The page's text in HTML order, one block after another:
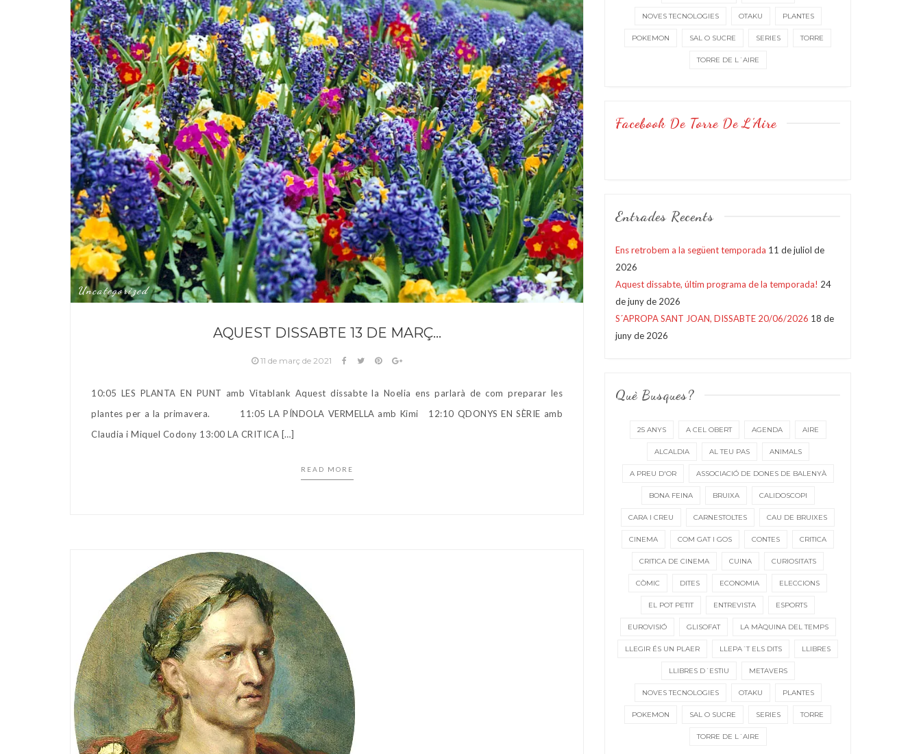
Uncategorized
AQUEST DISSABTE 13 DE MARÇ…
11 de març de 2021
10:05 LES PLANTA EN PUNT amb Vitablank Aquest dissabte la Noelia ens parlarà de com preparar les
plantes per a la primavera. 11:05 LA PÍNDOLA VERMELLA amb Kimi 12:10 QDONYS EN SÈRIE amb
Claudia i Miquel Codony 13:00 LA CRITICA […]
READ MORE
NOVES TECNOLOGIES OTAKU PLANTES
POKEMON SAL O SUCRE SERIES TORRE
TORRE DE L´AIRE
Facebook De Torre De L’Aire
Entrades Recents
Ens retrobem a la següent temporada 11 de juliol de
2026
Aquest dissabte, últim programa de la temporada! 24
de juny de 2026
S´APROPA SANT JOAN, DISSABTE 20/06/2026 18 de
juny de 2026
Què Busques?
25 ANYS A CEL OBERT AGENDA AIRE
ALCALDIA AL TEU PAS ANIMALS
A PREU D'OR ASSOCIACIÓ DE DONES DE BALENYÀ
BONA FEINA BRUIXA CALIDOSCOPI
CARA I CREU CARNESTOLTES CAU DE BRUIXES
CINEMA COM GAT I GOS CONTES CRITICA
CRITICA DE CINEMA CUINA CURIOSITATS
CÒMIC DITES ECONOMIA ELECCIONS
EL POT PETIT ENTREVISTA ESPORTS
EUROVISIÓ GLISOFAT LA MÀQUINA DEL TEMPS
LLEGIR ÉS UN PLAER LLEPA´T ELS DITS LLIBRES
LLIBRES D´ESTIU METAVERS
NOVES TECNOLOGIES OTAKU PLANTES
POKEMON SAL O SUCRE SERIES TORRE
TORRE DE L´AIRE